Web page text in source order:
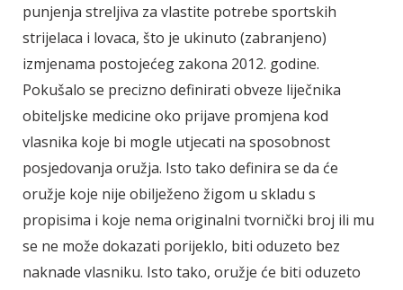
punjenja streljiva za vlastite potrebe sportskih
strijelaca i lovaca, što je ukinuto (zabranjeno)
izmjenama postojećeg zakona 2012. godine.
Pokušalo se precizno definirati obveze liječnika
obiteljske medicine oko prijave promjena kod
vlasnika koje bi mogle utjecati na sposobnost
posjedovanja oružja. Isto tako definira se da će
oružje koje nije obilježeno žigom u skladu s
propisima i koje nema originalni tvornički broj ili mu
se ne može dokazati porijeklo, biti oduzeto bez
naknade vlasniku. Isto tako, oružje će biti oduzeto